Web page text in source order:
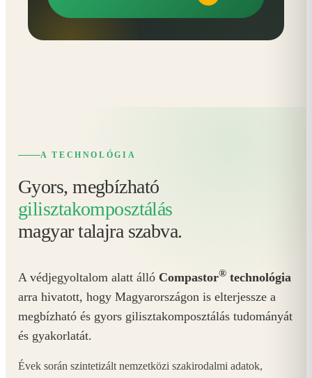
A TECHNOLÓGIA
Gyors, megbízható
gilisztakomposztálás
magyar talajra szabva.
A védjegyoltalom alatt álló Compastor® technológia
arra hivatott, hogy Magyarországon is elterjessze a
megbízható és gyors gilisztakomposztálás tudományát
és gyakorlatát.
Évek során szintetizált nemzetközi szakirodalmi adatok,